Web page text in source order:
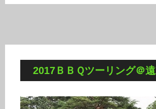
2017ＢＢＱツーリング＠